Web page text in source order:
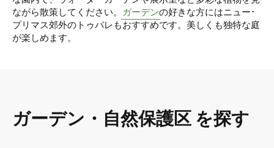
ながら散策してください。
ガーデンの好きな方にはニュー･
プリマス郊外のトゥパレもおすすめです。美しくも独特な庭
が楽しめます。
ガーデン・自然保護区 を探す